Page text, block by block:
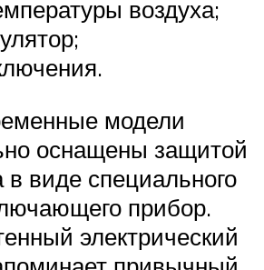
воздуха;
модели
оснащены защитой
в виде специального
прибор.
электрический